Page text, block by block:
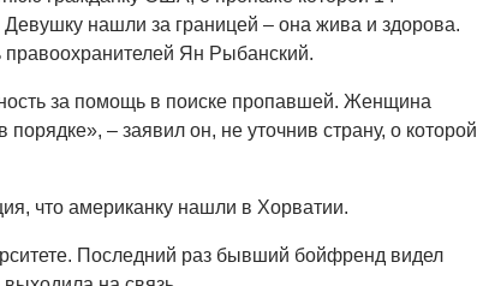
нашли за границей – она жива и здорова.
Ян Рыбанский.
за помощь в поиске пропавшей. Женщина
– заявил он, не уточнив страну, о которой
что американку нашли в Хорватии.
Последний раз бывший бойфренд видел